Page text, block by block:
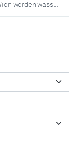
An der frei fließenden Donau östlich von Wien werden wasserbauliche Maßnahmen umgesetzt, um die sinkenden Wasserspiegellagen zu stabilisieren, einzigartigen Lebensraum in den Donau-Auen zu bewahren und die Wasserstraßen-Infrastruktur an den Erfordernissen einer sicheren und wirtschaftlichen Donauschifffahrt auszurichten. Um diese Ziele zu erreichen, werden laufend Erhaltungstätigkeiten durchgeführt sowie wasserbauliche Optimierungsprojekte umgesetzt.